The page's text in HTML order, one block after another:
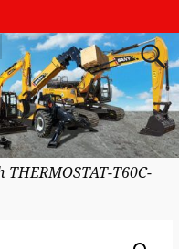
T60C-